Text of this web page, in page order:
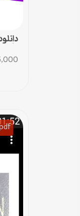
کاربردی